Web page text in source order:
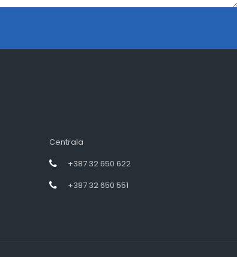
Centrala
+387 32 650 622
+387 32 650 551